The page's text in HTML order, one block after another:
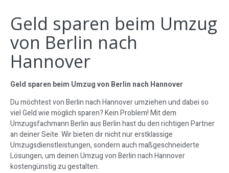
Geld sparen beim Umzug
von Berlin nach
Hannover
Geld sparen beim Umzug von Berlin nach Hannover
Du möchtest von Berlin nach Hannover umziehen und dabei so
viel Geld wie möglich sparen? Kein Problem! Mit dem
Umzugsfachmann Berlin aus Berlin hast du den richtigen Partner
an deiner Seite. Wir bieten dir nicht nur erstklassige
Umzugsdienstleistungen, sondern auch maßgeschneiderte
Lösungen, um deinen Umzug von Berlin nach Hannover
kostengünstig zu gestalten.